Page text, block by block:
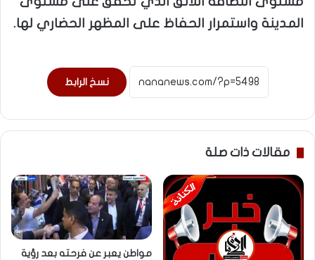
المدينة واستمرار الحفاظ على المظهر الحضاري لها.
نسخ الرابط
مقالات ذات صلة
مواطن يعبر عن فرحته بعد رؤية